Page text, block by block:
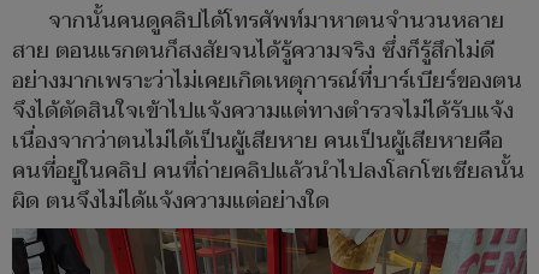
จากนั้นคนดูคลิปได้โทรศัพท์มาหาตนจำนวนหลาย
สาย ตอนแรกตนก็สงสัยจนได้รู้ความจริง ซึ่งก็รู้สึกไม่ดี
อย่างมากเพราะว่าไม่เคยเกิดเหตุการณ์ที่บาร์เบียร์ของตน
จึงได้ตัดสินใจเข้าไปแจ้งความแต่ทางตำรวจไม่ได้รับแจ้ง
เนื่องจากว่าตนไม่ได้เป็นผู้เสียหาย คนเป็นผู้เสียหายคือ
คนที่อยู่ในคลิป คนที่ถ่ายคลิปแล้วนำไปลงโลกโซเชียลนั้น
ผิด ตนจึงไม่ได้แจ้งความแต่อย่างใด